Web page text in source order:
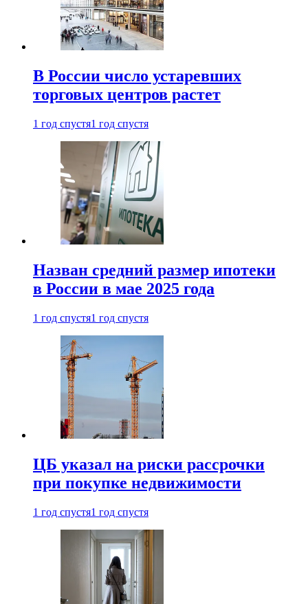
В России число устаревших
торговых центров растет
1 год спустя1 год спустя
Назван средний размер ипотеки
в России в мае 2025 года
1 год спустя1 год спустя
ЦБ указал на риски рассрочки
при покупке недвижимости
1 год спустя1 год спустя